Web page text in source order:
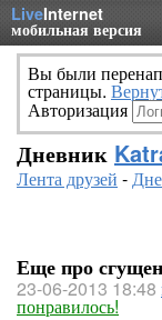
LiveInternet
мобильная версия
Вы были
страницы.
Авторизация
Дневник
Лента друзей -
Еще про
23-06-2013 18:48
понравилось!